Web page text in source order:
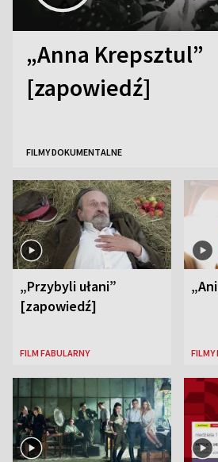
„Anna Krepsztul”
[zapowiedź]
FILMY DOKUMENTALNE
„Przybyli ułani”
[zapowiedź]
FILM FABULARNY FILMY